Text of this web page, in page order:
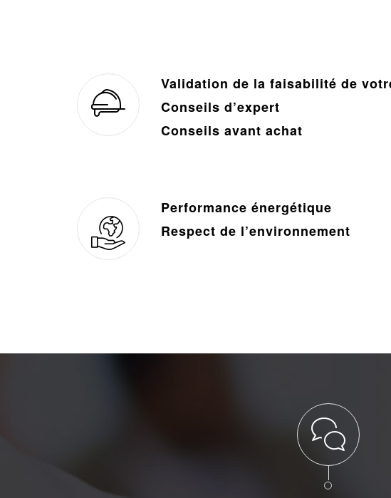
Validation de la faisabilité de
Conseils d’expert
Conseils avant achat
Performance énergétique
Respect de l’environnement